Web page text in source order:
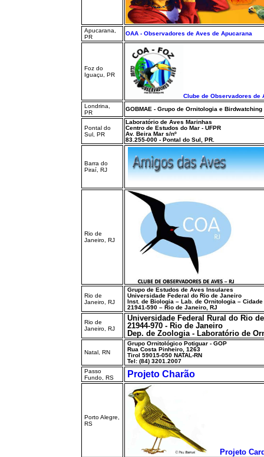
Apucarana,
PR
OAA - Observadores de Aves de Apucarana
Foz do
Iguaçu, PR
Clube de Observadores de
Londrina,
PR
GOBMAE - Grupo de Ornitologia e
Pontal do
Sul, PR
Laboratório de Aves Marinhas
Centro de Estudos do Mar - UFPR
Av. Beira Mar s/nº
83.255-000 - Pontal do Sul, PR.
Barra do
Piraí, RJ
Rio de
Janeiro, RJ
Rio de
Janeiro, RJ
Grupo de Estudos de Aves Insulares
Universidade Federal do Rio de Janeiro
Inst. de Biologia – Lab. de Ornitologia –
21941-590 – Rio de Janeiro, RJ
Rio de
Janeiro, RJ
Universidade Federal Rural do Rio
21944-970 - Rio de Janeiro
Dep. de Zoologia - Laboratório de
Natal, RN
Grupo Ornitológico Potiguar - GOP
Rua Costa Pinheiro, 1263
Tirol 59015-050 NATAL-RN
Tel: (84) 3201.2007
Passo
Fundo, RS
Projeto Charão
Porto Alegre,
RS
Projeto